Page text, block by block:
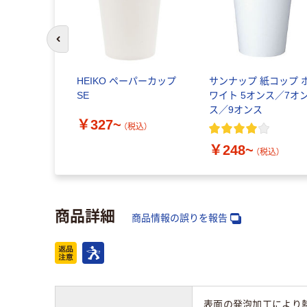
HEIKO ペーパーカップ
SE
￥327~ （税込）
サンナップ 紙コップ
ワイト 5オンス／7オ
ス／9オンス
￥248~ （税込）
商品詳細 商品情報の誤りを報告
表面の発泡加工により